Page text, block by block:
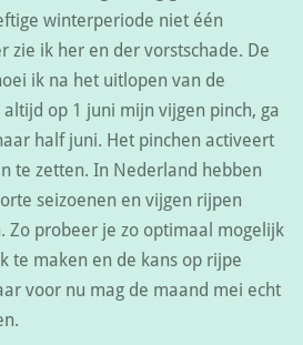
winterperiode niet één
zie ik her en der vorstschade. De
ik na het uitlopen van de
op 1 juni mijn vijgen pinch, ga
half juni. Het pinchen activeert
te zetten. In Nederland hebben
seizoenen en vijgen rijpen
Zo probeer je zo optimaal mogelijk
te maken en de kans op rijpe
voor nu mag de maand mei echt